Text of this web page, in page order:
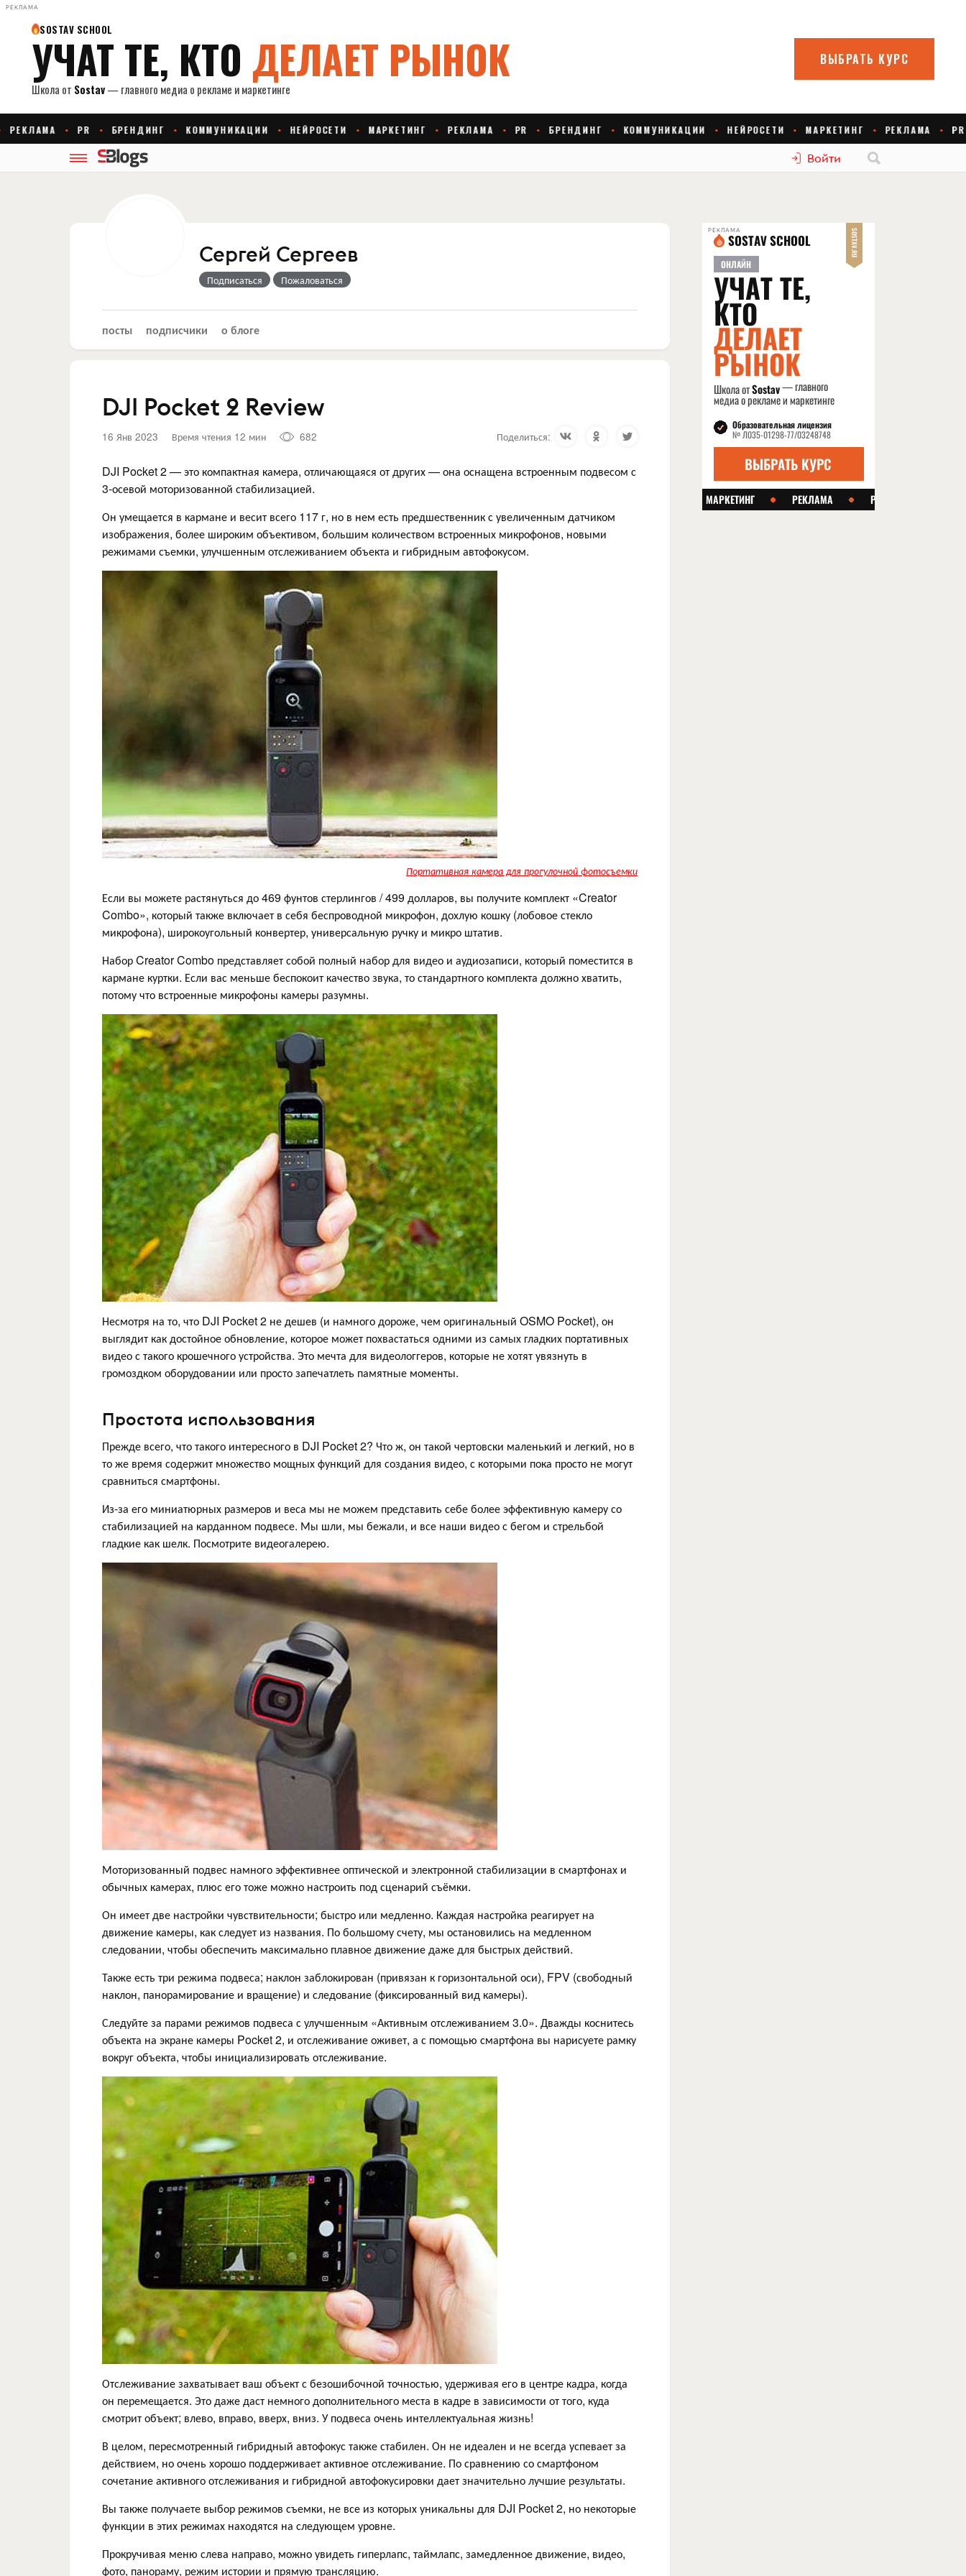
РЕКЛАМА
Войти
Сергей Сергеев
Подписаться Пожаловаться
посты подписчики о блоге
DJI Pocket 2 Review
16 Янв 2023 Время чтения 12 мин 682 Поделиться:
DJI Pocket 2 — это компактная камера, отличающаяся от других — она оснащена встроенным подвесом с
3-осевой моторизованной стабилизацией.
Он умещается в кармане и весит всего 117 г, но в нем есть предшественник с увеличенным датчиком
изображения, более широким объективом, большим количеством встроенных микрофонов, новыми
режимами съемки, улучшенным отслеживанием объекта и гибридным автофокусом.
Портативная камера для прогулочной фотосъемки
Если вы можете растянуться до 469 фунтов стерлингов / 499 долларов, вы получите комплект «Creator
Combo», который также включает в себя беспроводной микрофон, дохлую кошку (лобовое стекло
микрофона), широкоугольный конвертер, универсальную ручку и микро штатив.
Набор Creator Combo представляет собой полный набор для видео и аудиозаписи, который поместится в
кармане куртки. Если вас меньше беспокоит качество звука, то стандартного комплекта должно хватить,
потому что встроенные микрофоны камеры разумны.
Несмотря на то, что DJI Pocket 2 не дешев (и намного дороже, чем оригинальный OSMO Pocket), он
выглядит как достойное обновление, которое может похвастаться одними из самых гладких портативных
видео с такого крошечного устройства. Это мечта для видеологгеров, которые не хотят увязнуть в
громоздком оборудовании или просто запечатлеть памятные моменты.
Простота использования
Прежде всего, что такого интересного в DJI Pocket 2? Что ж, он такой чертовски маленький и легкий, но в
то же время содержит множество мощных функций для создания видео, с которыми пока просто не могут
сравниться смартфоны.
Из-за его миниатюрных размеров и веса мы не можем представить себе более эффективную камеру со
стабилизацией на карданном подвесе. Мы шли, мы бежали, и все наши видео с бегом и стрельбой
гладкие как шелк. Посмотрите видеогалерею.
Моторизованный подвес намного эффективнее оптической и электронной стабилизации в смартфонах и
обычных камерах, плюс его тоже можно настроить под сценарий съёмки.
Он имеет две настройки чувствительности; быстро или медленно. Каждая настройка реагирует на
движение камеры, как следует из названия. По большому счету, мы остановились на медленном
следовании, чтобы обеспечить максимально плавное движение даже для быстрых действий.
Также есть три режима подвеса; наклон заблокирован (привязан к горизонтальной оси), FPV (свободный
наклон, панорамирование и вращение) и следование (фиксированный вид камеры).
Следуйте за парами режимов подвеса с улучшенным «Активным отслеживанием 3.0». Дважды коснитесь
объекта на экране камеры Pocket 2, и отслеживание оживет, а с помощью смартфона вы нарисуете рамку
вокруг объекта, чтобы инициализировать отслеживание.
Отслеживание захватывает ваш объект с безошибочной точностью, удерживая его в центре кадра, когда
он перемещается. Это даже даст немного дополнительного места в кадре в зависимости от того, куда
смотрит объект; влево, вправо, вверх, вниз. У подвеса очень интеллектуальная жизнь!
В целом, пересмотренный гибридный автофокус также стабилен. Он не идеален и не всегда успевает за
действием, но очень хорошо поддерживает активное отслеживание. По сравнению со смартфоном
сочетание активного отслеживания и гибридной автофокусировки дает значительно лучшие результаты.
Вы также получаете выбор режимов съемки, не все из которых уникальны для DJI Pocket 2, но некоторые
функции в этих режимах находятся на следующем уровне.
Прокручивая меню слева направо, можно увидеть гиперлапс, таймлапс, замедленное движение, видео,
фото, панораму, режим истории и прямую трансляцию.
РЕКЛАМА